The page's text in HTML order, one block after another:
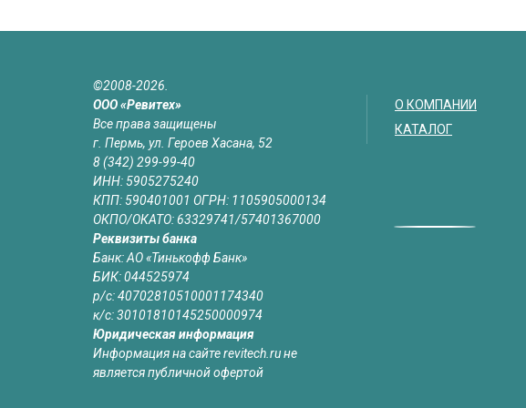
©2008-2026.
ООО «Ревитех»
Все права защищены
г. Пермь, ул. Героев Хасана, 52
8 (342) 299-99-40
ИНН: 5905275240
КПП: 590401001 ОГРН: 1105905000134
ОКПО/ОКАТО: 63329741/57401367000
Реквизиты банка
Банк: АО «Тинькофф Банк»
БИК: 044525974
р/с: 40702810510001174340
к/с: 30101810145250000974
Юридическая информация
Информация на сайте revitech.ru не
является публичной офертой
О КОМПАНИИ
КАТАЛОГ